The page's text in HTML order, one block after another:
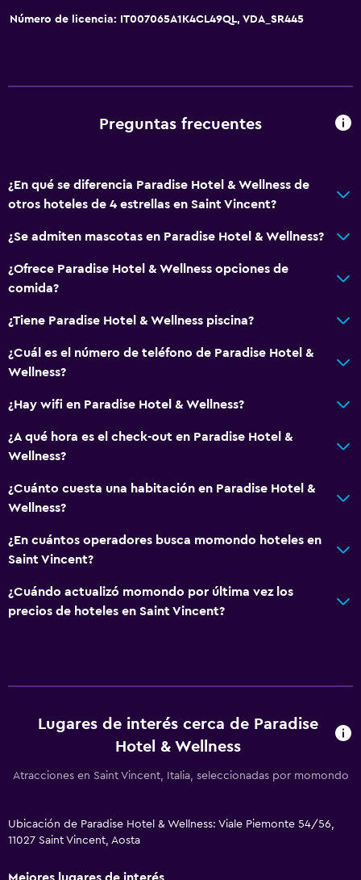
Número de licencia: IT007065A1K4CL49QL, VDA_SR445
Preguntas frecuentes
¿En qué se diferencia Paradise Hotel & Wellness de
otros hoteles de 4 estrellas en Saint Vincent?
¿Se admiten mascotas en Paradise Hotel & Wellness?
¿Ofrece Paradise Hotel & Wellness opciones de
comida?
¿Tiene Paradise Hotel & Wellness piscina?
¿Cuál es el número de teléfono de Paradise Hotel &
Wellness?
¿Hay wifi en Paradise Hotel & Wellness?
¿A qué hora es el check-out en Paradise Hotel &
Wellness?
¿Cuánto cuesta una habitación en Paradise Hotel &
Wellness?
¿En cuántos operadores busca momondo hoteles en
Saint Vincent?
¿Cuándo actualizó momondo por última vez los
precios de hoteles en Saint Vincent?
Lugares de interés cerca de Paradise
Hotel & Wellness
Atracciones en Saint Vincent, Italia, seleccionadas por momondo
Ubicación de Paradise Hotel & Wellness: Viale Piemonte 54/56,
11027 Saint Vincent, Aosta
Mejores lugares de interés